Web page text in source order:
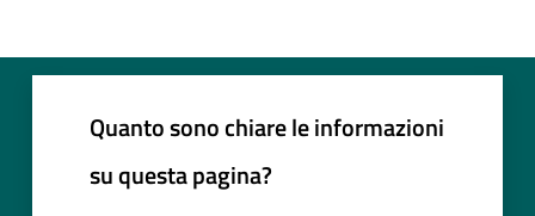
Quanto sono chiare le informazioni
su questa pagina?